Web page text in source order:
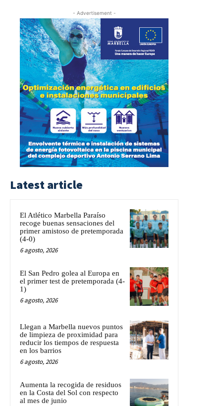
- Advertisement -
Latest article
El Atlético Marbella Paraíso
recoge buenas sensaciones del
primer amistoso de pretemporada
(4-0)
6 agosto, 2026
El San Pedro golea al Europa en
el primer test de pretemporada (4-
1)
6 agosto, 2026
Llegan a Marbella nuevos puntos
de limpieza de proximidad para
reducir los tiempos de respuesta
en los barrios
6 agosto, 2026
Aumenta la recogida de residuos
en la Costa del Sol con respecto
al mes de junio